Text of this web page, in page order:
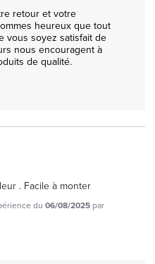
retour et votre
heureux que tout
vous soyez satisfait de
nous encouragent à
de qualité.
. Facile à monter
du 06/08/2025 par